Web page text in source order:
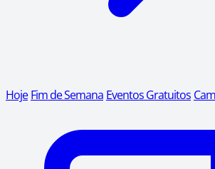
Hoje Fim de Semana Eventos Gratuitos